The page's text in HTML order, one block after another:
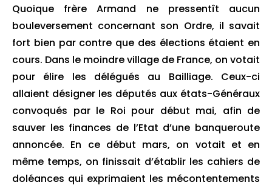
Quoique frère Armand ne pressentît aucun
bouleversement concernant son Ordre, il savait
fort bien par contre que des élections étaient en
cours. Dans le moindre village de France, on votait
pour élire les délégués au Bailliage. Ceux-ci
allaient désigner les députés aux états-Généraux
convoqués par le Roi pour début mai, afin de
sauver les finances de l’Etat d’une banqueroute
annoncée. En ce début mars, on votait et en
même temps, on finissait d’établir les cahiers de
doléances qui exprimaient les mécontentements